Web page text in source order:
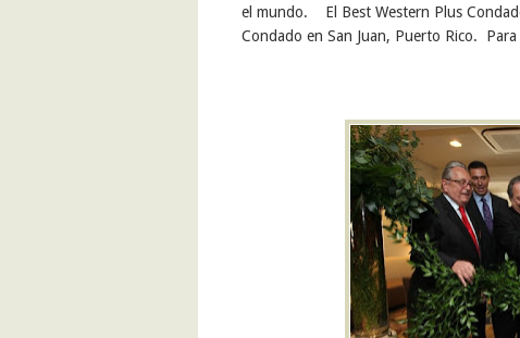
el mundo. El Best Western Plus
Condado en San Juan, Puerto Rico.